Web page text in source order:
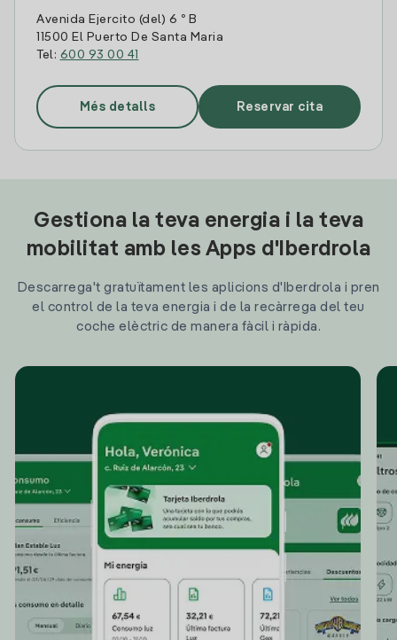
Avenida Ejercito (del) 6 º B
11500 El Puerto De Santa Maria
Tel: 600 93 00 41
Més detalls Reservar cita
Gestiona la teva energia i la teva
mobilitat amb les Apps d'Iberdrola
Descarrega't gratuïtament les aplicions d'Iberdrola i pren
el control de la teva energia i de la recàrrega del teu
coche elèctric de manera fàcil i ràpida.